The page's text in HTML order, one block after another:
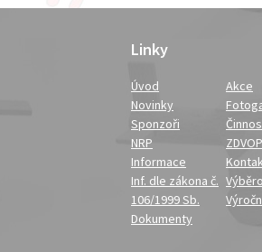
Linky
Úvod
Akce
Novinky
Sponzoři
NRP
ZDVOP
Informace
Inf. dle zákona č.
106/1999 Sb.
Dokumenty